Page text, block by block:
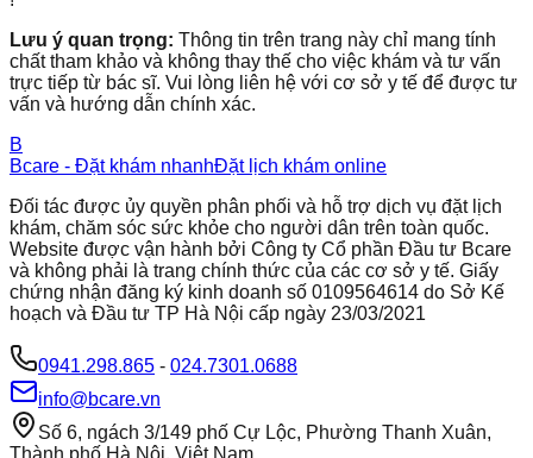
Lưu ý quan trọng: Thông tin trên trang này chỉ mang tính
chất tham khảo và không thay thế cho việc khám và tư vấn
trực tiếp từ bác sĩ. Vui lòng liên hệ với cơ sở y tế để được tư
vấn và hướng dẫn chính xác.
B
Bcare - Đặt khám nhanhĐặt lịch khám online
Đối tác được ủy quyền phân phối và hỗ trợ dịch vụ đặt lịch
khám, chăm sóc sức khỏe cho người dân trên toàn quốc.
Website được vận hành bởi Công ty Cổ phần Đầu tư Bcare
và không phải là trang chính thức của các cơ sở y tế. Giấy
chứng nhận đăng ký kinh doanh số 0109564614 do Sở Kế
hoạch và Đầu tư TP Hà Nội cấp ngày 23/03/2021
0941.298.865 - 024.7301.0688
info@bcare.vn
Số 6, ngách 3/149 phố Cự Lộc, Phường Thanh Xuân,